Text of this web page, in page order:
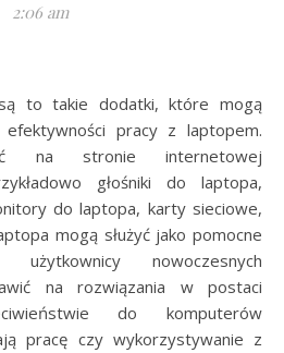
2:06 am
to takie dodatki, które mogą
pracy z laptopem.
na stronie internetowej
głośniki do laptopa,
do laptopa, karty sieciowe,
mogą służyć jako pomocne
użytkownicy nowoczesnych
na rozwiązania w postaci
do komputerów
pracę czy wykorzystywanie z